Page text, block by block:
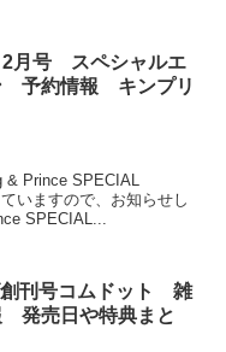
月号 スペシャルエ
予約情報 キンプリ
& Prince SPECIAL
いますので、お知らせし
SPECIAL...
刊号コムドット 雑
発売日や特典まと